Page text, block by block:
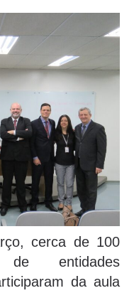
cerca de 100
de entidades
da aula